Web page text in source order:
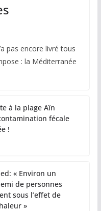
pas encore livré tous
: la Méditerranée
à la plage Aïn
fécale
!
« Environ un
de personnes
sous l’effet de
»